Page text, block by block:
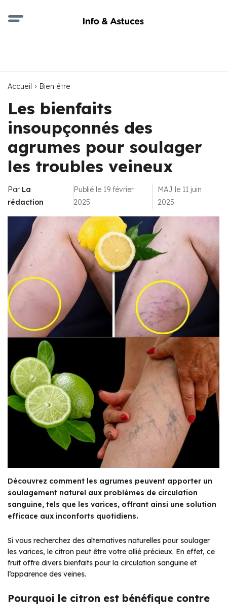
Accueil Bien être
Les bienfaits
insoupçonnés des
agrumes pour soulager
les troubles veineux
Par La
rédaction
Publié le 19 février
2025
MAJ le 11 juin
2025
Découvrez comment les agrumes peuvent apporter un
soulagement naturel aux problèmes de circulation
sanguine, tels que les varices, offrant ainsi une solution
efficace aux inconforts quotidiens.
Si vous recherchez des alternatives naturelles pour soulager
les varices, le citron peut être votre allié précieux. En effet, ce
fruit offre divers bienfaits pour la circulation sanguine et
l’apparence des veines.
Pourquoi le citron est bénéfique contre